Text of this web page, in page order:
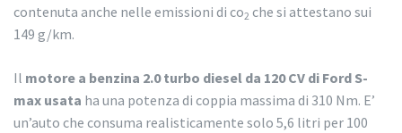
contenuta anche nelle emissioni di co2 che si attestano sui
149 g/km.
Il motore a benzina 2.0 turbo diesel da 120 CV di Ford S-
max usata ha una potenza di coppia massima di 310 Nm. E’
un’auto che consuma realisticamente solo 5,6 litri per 100